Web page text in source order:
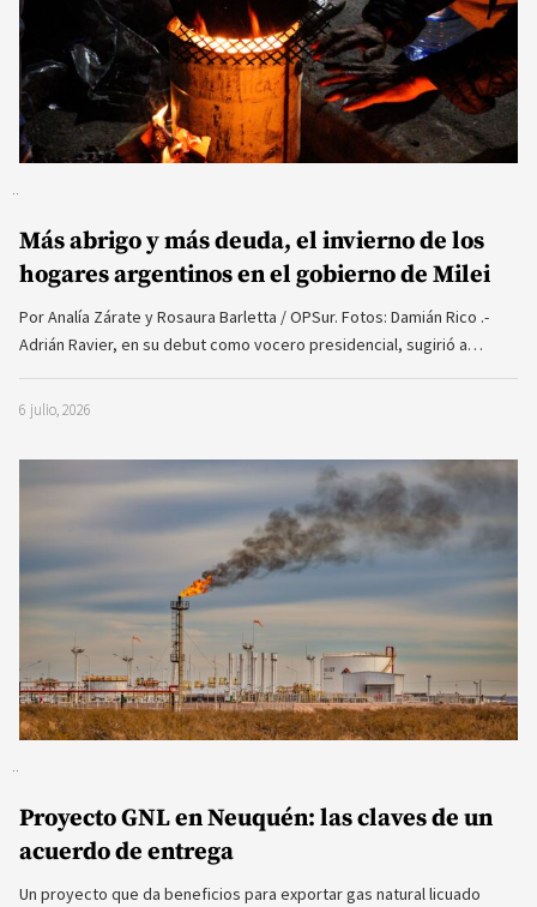
Más abrigo y más deuda, el invierno de los
hogares argentinos en el gobierno de Milei
Por Analía Zárate y Rosaura Barletta / OPSur. Fotos: Damián Rico .-
Adrián Ravier, en su debut como vocero presidencial, sugirió a…
6 julio, 2026
Proyecto GNL en Neuquén: las claves de un
acuerdo de entrega
Un proyecto que da beneficios para exportar gas natural licuado